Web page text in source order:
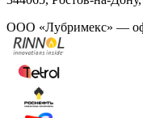
ООО «Лубримекс» —